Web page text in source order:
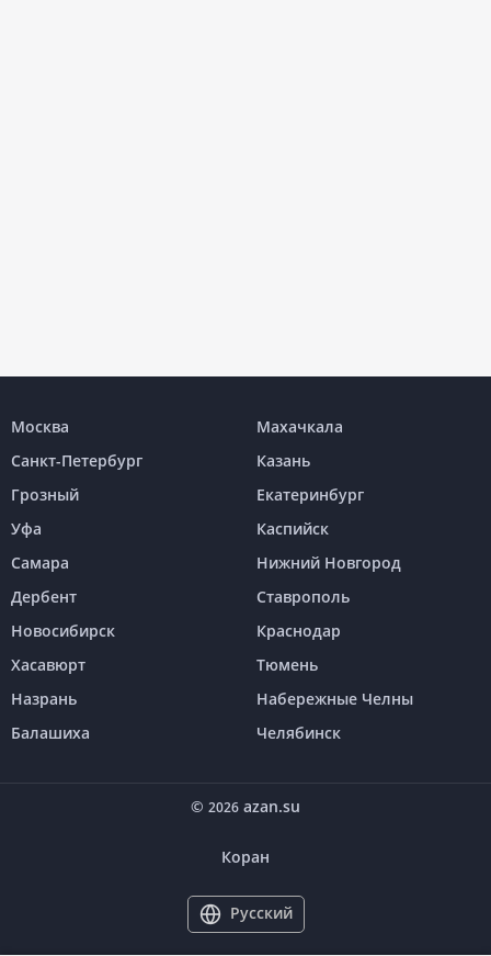
Москва
Махачкала
Санкт-Петербург
Казань
Грозный
Екатеринбург
Уфа
Каспийск
Самара
Нижний Новгород
Дербент
Ставрополь
Новосибирск
Краснодар
Хасавюрт
Тюмень
Назрань
Набережные Челны
Балашиха
Челябинск
© 2026 azan.su
Коран
Русский